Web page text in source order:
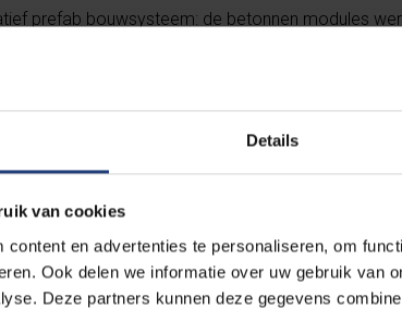
Details
van cookies
content en advertenties te personaliseren, om
Ook delen we informatie over uw gebruik van
Deze partners kunnen deze gegevens
prefab bouwsysteem: de betonnen modules
als een reusachtig meccano-systeem.
Engineering) was het liefde op het eerste
de wanden weg
opnieuw